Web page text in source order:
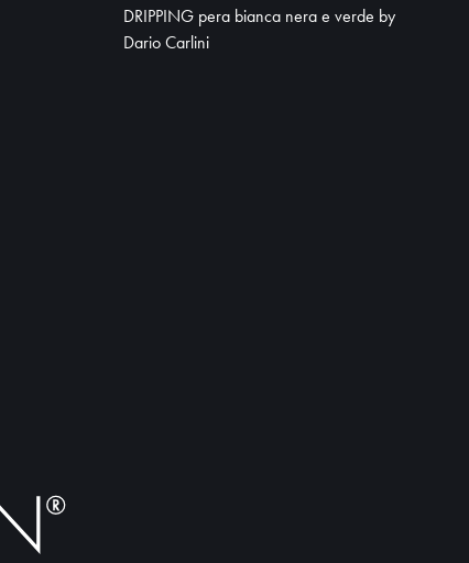
DRIPPING pera bianca nera e verde by
Dario Carlini